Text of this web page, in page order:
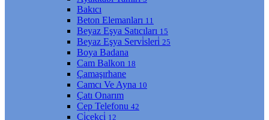
Bakıcı
Beton Elemanları 11
Beyaz Eşya Satıcıları 15
Beyaz Eşya Servi̇sleri̇ 25
Boya Badana
Cam Balkon 18
Çamaşırhane
Camcı Ve Ayna 10
Çatı Onarım
Cep Telefonu 42
Çi̇çekçi̇ 12